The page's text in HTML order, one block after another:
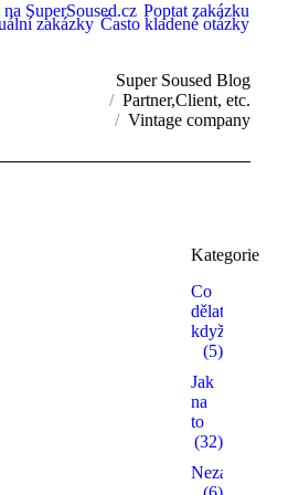
SuperSoused.cz Poptat zakázku
zakázky Často kladené otázky
Super Soused Blog
Partner,Client, etc.
Vintage company
Kategorie
Co
dělat,
když…
(5)
Jak
na
to
(32)
Nezařazené